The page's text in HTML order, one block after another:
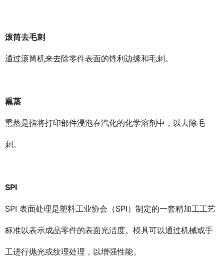
滚筒去毛刺
通过滚筒机来去除零件表面的锋利边缘和毛刺。
熏蒸
熏蒸是指将打印部件浸泡在汽化的化学溶剂中，以去除毛
刺。
SPI
SPI 表面处理是塑料工业协会（SPI）制定的一套精加工工艺
标准以表示成品零件的表面光洁度。模具可以通过机械或手
工进行抛光或纹理处理，以增强性能。